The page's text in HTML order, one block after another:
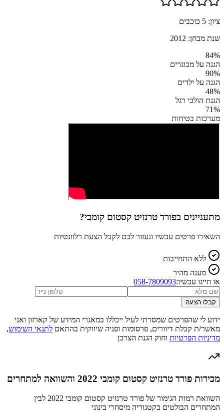
ציון: 5 כוכבים
שנת מבחן: 2012
84%
הגנה על מבוגרים
90%
הגנה על ילדים
48%
הגנת הולכי רגל
71%
מערכות בטיחות
מתעניינים בפורד טרנזיט קסטום קומבי?
השאירו פרטים עכשיו ונעזור לכם לקבל הצעת רלוונטיות
ללא התחייבות
מענה מהיר
או חייגו עכשיו:058-7809093
קבלו הצעה
ידוע לי שהפרטים שמסרתי לעיל ייכללו במאגרי המידע של קארזון ואני
מאשר/ת קבלת דיוורים, פרסומות ופניה שיווקית בהתאם לתנאי השימוש,
מדיניות הפרטיות וחוק הגנת הצרכן
מכירות פורד טרנזיט קסטום קומבי 2022 והשוואה למתחרים
השוואת רמות הגימור של פורד טרנזיט קסטום קומבי 2022 לבין
המתחרים הבולטים בקטגוריה מיסחרי בינוני